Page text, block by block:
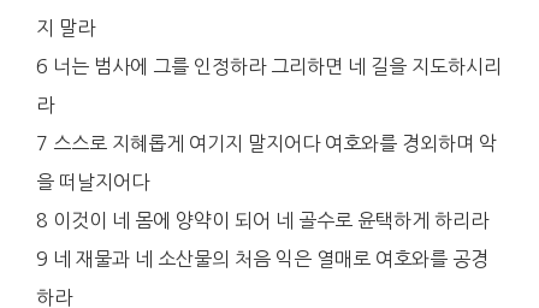
지 말라
6 너는 범사에 그를 인정하라 그리하면 네 길을 지도하시리
라
7 스스로 지혜롭게 여기지 말지어다 여호와를 경외하며 악
을 떠날지어다
8 이것이 네 몸에 양약이 되어 네 골수로 윤택하게 하리라
9 네 재물과 네 소산물의 처음 익은 열매로 여호와를 공경
하라